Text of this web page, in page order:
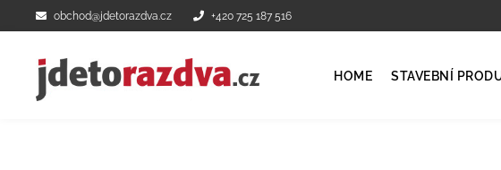
obchod@jdetorazdva.cz +420 725 187 516
HOME STAVEBNÍ